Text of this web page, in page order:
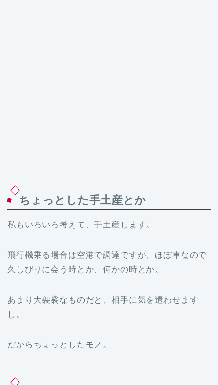
ちょっとした手土産とか
私もいろいろ考えて、手土産します。
飛行機乗る場合は空港で調達ですが、ほぼ車なので
久しびりに会う時とか、何かの時とか。
あまり大袈裟なものだと、相手に気を遣わせます
し。
だからちょっとしたモノ。